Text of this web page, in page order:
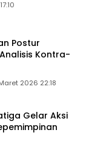
Postur
Kontra-
2026 22:18
Gelar Aksi